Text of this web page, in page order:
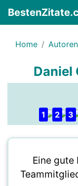
Home Autoren
Daniel
1 2 3
Eine